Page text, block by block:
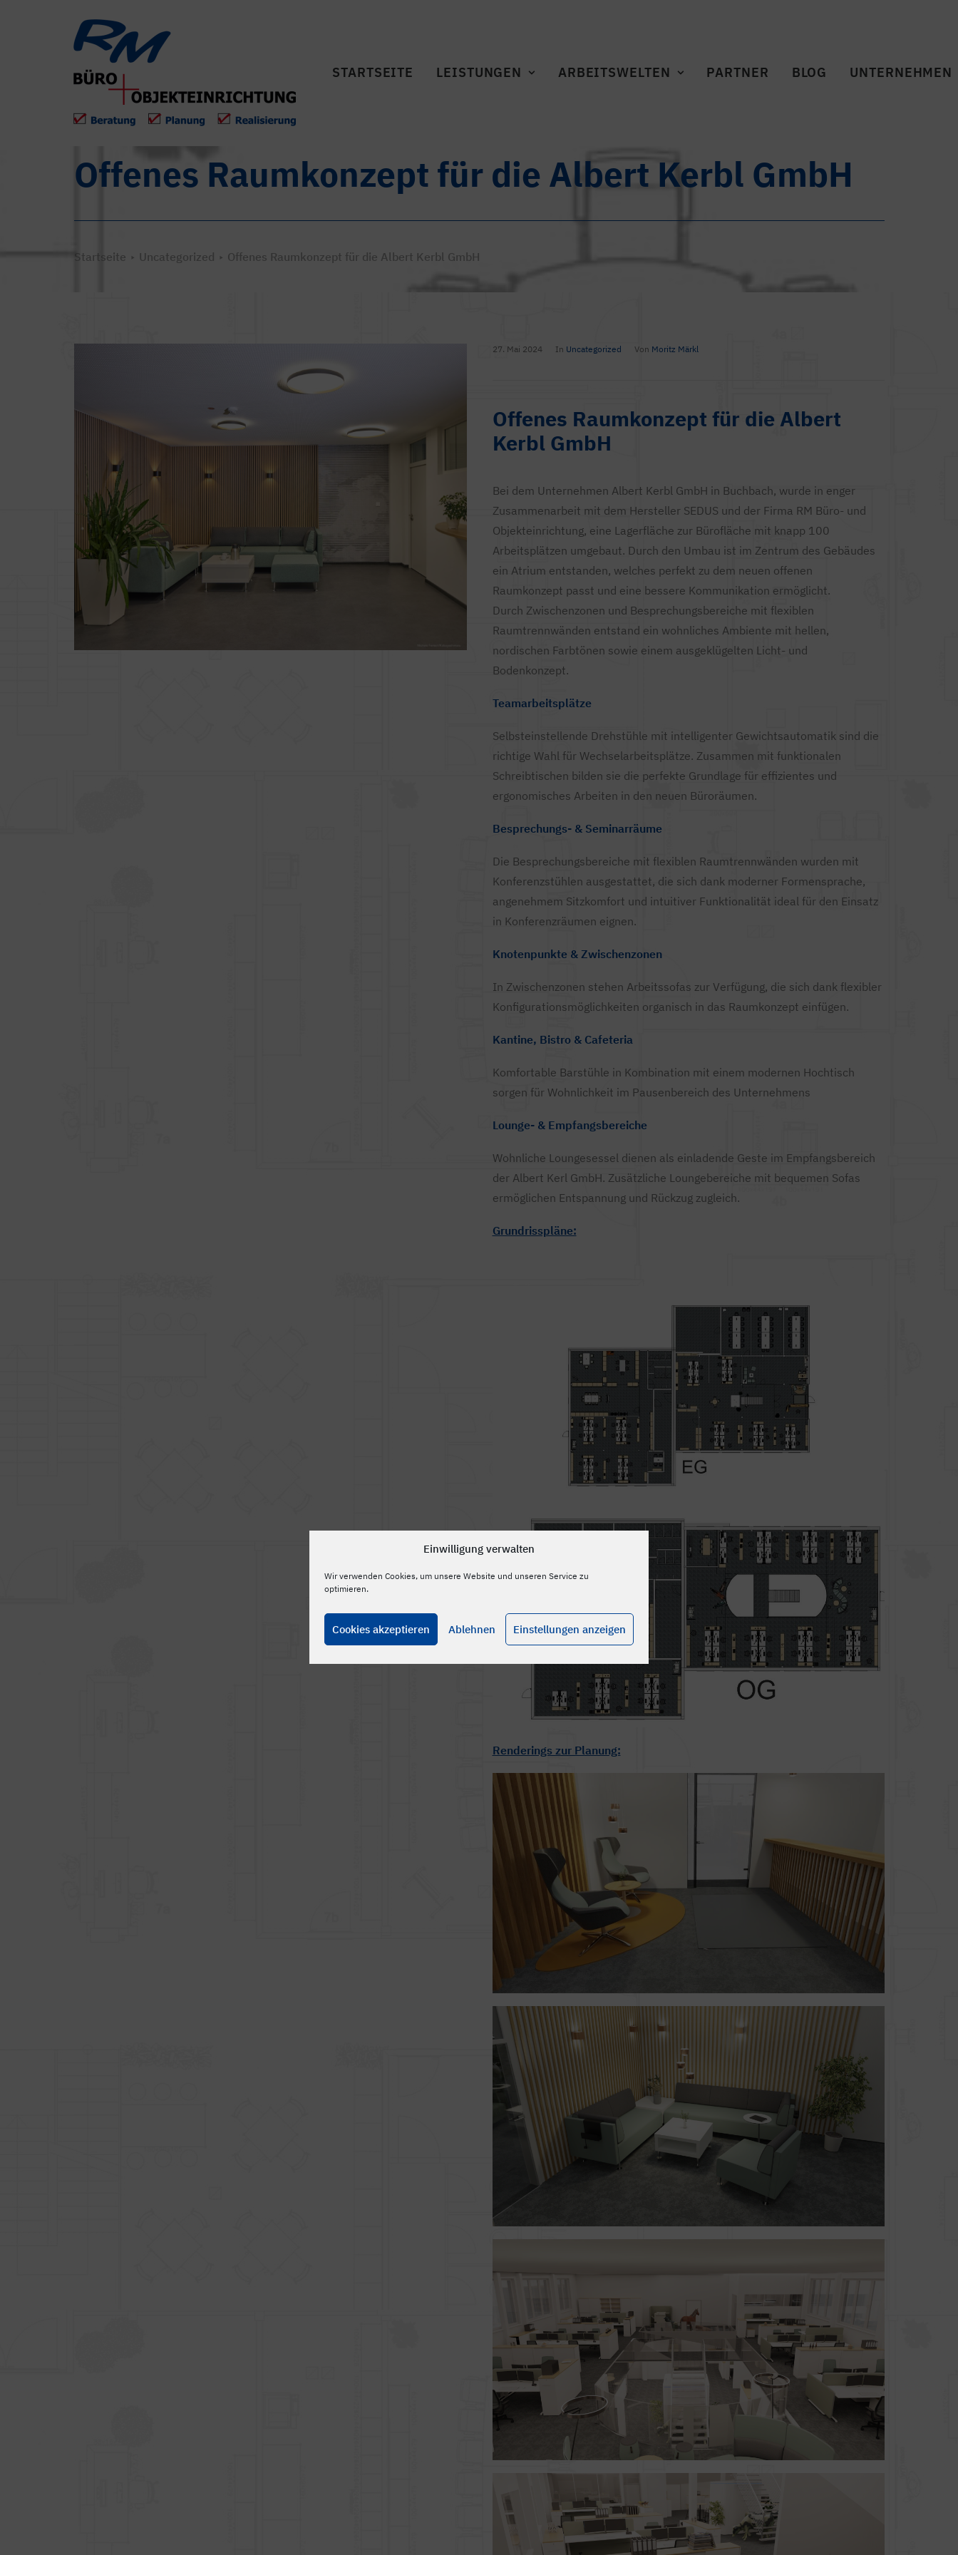
Einwilligung verwalten
Wir verwenden Cookies, um unsere Website und unseren Service zu
optimieren.
Cookies akzeptieren Ablehnen Einstellungen anzeigen
STARTSEITE LEISTUNGEN ARBEITSWELTEN PARTNER BLOG UNTERNEHMEN
Offenes Raumkonzept für die Albert Kerbl GmbH
Startseite Uncategorized Offenes Raumkonzept für die Albert Kerbl GmbH
27. Mai 2024 In Uncategorized Von Moritz Märkl
Offenes Raumkonzept für die Albert
Kerbl GmbH
Bei dem Unternehmen Albert Kerbl GmbH in Buchbach, wurde in enger
Zusammenarbeit mit dem Hersteller SEDUS und der Firma RM Büro- und
Objekteinrichtung, eine Lagerfläche zur Bürofläche mit knapp 100
Arbeitsplätzen umgebaut. Durch den Umbau ist im Zentrum des Gebäudes
ein Atrium entstanden, welches perfekt zu dem neuen offenen
Raumkonzept passt und eine bessere Kommunikation ermöglicht.
Durch Zwischenzonen und Besprechungsbereiche mit flexiblen
Raumtrennwänden entstand ein wohnliches Ambiente mit hellen,
nordischen Farbtönen sowie einem ausgeklügelten Licht- und
Bodenkonzept.
Teamarbeitsplätze
Selbsteinstellende Drehstühle mit intelligenter Gewichtsautomatik sind die
richtige Wahl für Wechselarbeitsplätze. Zusammen mit funktionalen
Schreibtischen bilden sie die perfekte Grundlage für effizientes und
ergonomisches Arbeiten in den neuen Büroräumen.
Besprechungs- & Seminarräume
Die Besprechungsbereiche mit flexiblen Raumtrennwänden wurden mit
Konferenzstühlen ausgestattet, die sich dank moderner Formensprache,
angenehmem Sitzkomfort und intuitiver Funktionalität ideal für den Einsatz
in Konferenzräumen eignen.
Knotenpunkte & Zwischenzonen
In Zwischenzonen stehen Arbeitssofas zur Verfügung, die sich dank flexibler
Konfigurationsmöglichkeiten organisch in das Raumkonzept einfügen.
Kantine, Bistro & Cafeteria
Komfortable Barstühle in Kombination mit einem modernen Hochtisch
sorgen für Wohnlichkeit im Pausenbereich des Unternehmens
Lounge- & Empfangsbereiche
Wohnliche Loungesessel dienen als einladende Geste im Empfangsbereich
der Albert Kerl GmbH. Zusätzliche Loungebereiche mit bequemen Sofas
ermöglichen Entspannung und Rückzug zugleich.
Grundrisspläne:
Renderings zur Planung: